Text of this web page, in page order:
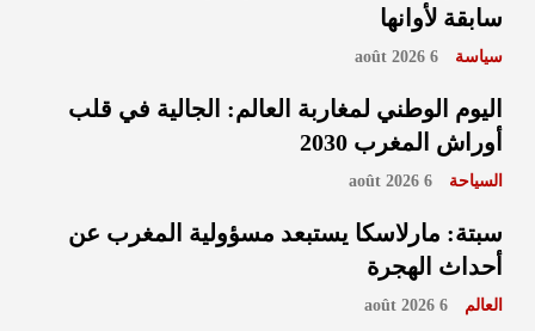
سابقة لأوانها
سياسة 6 août 2026
اليوم الوطني لمغاربة العالم: الجالية في قلب
أوراش المغرب 2030
السياحة 6 août 2026
سبتة: مارلاسكا يستبعد مسؤولية المغرب عن
أحداث الهجرة
العالم 6 août 2026